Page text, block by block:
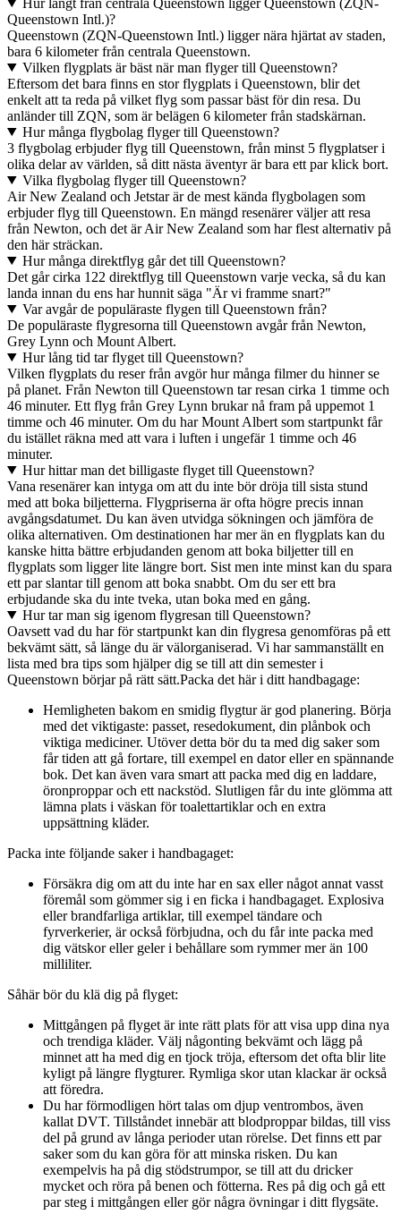
Queenstown Intl.)?
Queenstown (ZQN-Queenstown Intl.) ligger nära hjärtat av staden,
bara 6 kilometer från centrala Queenstown.
Vilken flygplats är bäst när man flyger till Queenstown?
Eftersom det bara finns en stor flygplats i Queenstown, blir det
enkelt att ta reda på vilket flyg som passar bäst för din resa. Du
anländer till ZQN, som är belägen 6 kilometer från stadskärnan.
Hur många flygbolag flyger till Queenstown?
3 flygbolag erbjuder flyg till Queenstown, från minst 5 flygplatser i
olika delar av världen, så ditt nästa äventyr är bara ett par klick bort.
Vilka flygbolag flyger till Queenstown?
Air New Zealand och Jetstar är de mest kända flygbolagen som
erbjuder flyg till Queenstown. En mängd resenärer väljer att resa
från Newton, och det är Air New Zealand som har flest alternativ på
den här sträckan.
Hur många direktflyg går det till Queenstown?
Det går cirka 122 direktflyg till Queenstown varje vecka, så du kan
landa innan du ens har hunnit säga "Är vi framme snart?"
Var avgår de populäraste flygen till Queenstown från?
De populäraste flygresorna till Queenstown avgår från Newton,
Grey Lynn och Mount Albert.
Hur lång tid tar flyget till Queenstown?
Vilken flygplats du reser från avgör hur många filmer du hinner se
på planet. Från Newton till Queenstown tar resan cirka 1 timme och
46 minuter. Ett flyg från Grey Lynn brukar nå fram på uppemot 1
timme och 46 minuter. Om du har Mount Albert som startpunkt får
du istället räkna med att vara i luften i ungefär 1 timme och 46
minuter.
Hur hittar man det billigaste flyget till Queenstown?
Vana resenärer kan intyga om att du inte bör dröja till sista stund
med att boka biljetterna. Flygpriserna är ofta högre precis innan
avgångsdatumet. Du kan även utvidga sökningen och jämföra de
olika alternativen. Om destinationen har mer än en flygplats kan du
kanske hitta bättre erbjudanden genom att boka biljetter till en
flygplats som ligger lite längre bort. Sist men inte minst kan du spara
ett par slantar till genom att boka snabbt. Om du ser ett bra
erbjudande ska du inte tveka, utan boka med en gång.
Hur tar man sig igenom flygresan till Queenstown?
Oavsett vad du har för startpunkt kan din flygresa genomföras på ett
bekvämt sätt, så länge du är välorganiserad. Vi har sammanställt en
lista med bra tips som hjälper dig se till att din semester i
Queenstown börjar på rätt sätt.Packa det här i ditt handbagage:
Hemligheten bakom en smidig flygtur är god planering. Börja
med det viktigaste: passet, resedokument, din plånbok och
viktiga mediciner. Utöver detta bör du ta med dig saker som
får tiden att gå fortare, till exempel en dator eller en spännande
bok. Det kan även vara smart att packa med dig en laddare,
öronproppar och ett nackstöd. Slutligen får du inte glömma att
lämna plats i väskan för toalettartiklar och en extra
uppsättning kläder.
Packa inte följande saker i handbagaget:
Försäkra dig om att du inte har en sax eller något annat vasst
föremål som gömmer sig i en ficka i handbagaget. Explosiva
eller brandfarliga artiklar, till exempel tändare och
fyrverkerier, är också förbjudna, och du får inte packa med
dig vätskor eller geler i behållare som rymmer mer än 100
milliliter.
Såhär bör du klä dig på flyget:
Mittgången på flyget är inte rätt plats för att visa upp dina nya
och trendiga kläder. Välj någonting bekvämt och lägg på
minnet att ha med dig en tjock tröja, eftersom det ofta blir lite
kyligt på längre flygturer. Rymliga skor utan klackar är också
att föredra.
Du har förmodligen hört talas om djup ventrombos, även
kallat DVT. Tillståndet innebär att blodproppar bildas, till viss
del på grund av långa perioder utan rörelse. Det finns ett par
saker som du kan göra för att minska risken. Du kan
exempelvis ha på dig stödstrumpor, se till att du dricker
mycket och röra på benen och fötterna. Res på dig och gå ett
par steg i mittgången eller gör några övningar i ditt flygsäte.